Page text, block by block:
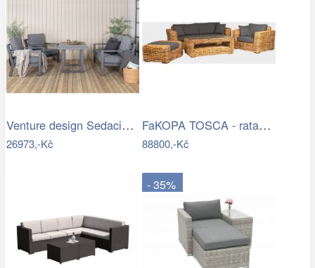
Venture design Sedacia súprava…
26973,-Kč
FaKOPA TOSCA - ratanová sestava Amy Mdum
88800,-Kč
- 35%